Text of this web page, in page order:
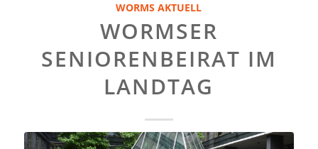
WORMS AKTUELL
WORMSER
SENIORENBEIRAT IM
LANDTAG